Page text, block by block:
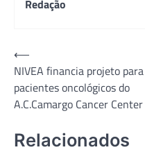
Redação
Navegação
de
Post
⟵
NIVEA financia projeto para
pacientes oncológicos do
A.C.Camargo Cancer Center
Relacionados